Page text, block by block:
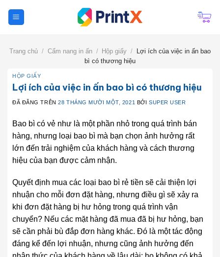
Trang chủ / Cẩm nang in ấn / Hộp giấy /
Lợi ích của việc in ấn bao
bì có thương hiệu
HỘP GIẤY
Lợi ích của việc in ấn bao bì có thương hiệu
ĐÃ ĐĂNG TRÊN28 THÁNG MƯỜI MỘT, 2021 BỞI SUPER USER
Bao bì có vẻ như là một phần nhỏ trong quá trình bán
hàng, nhưng loại bao bì mà bạn chọn ảnh hưởng rất
lớn đến trải nghiệm của khách hàng và cách thương
hiệu của bạn được cảm nhận.
Quyết định mua các loại bao bì rẻ tiền sẽ cải thiện lợi
nhuận cho mỗi đơn đặt hàng, nhưng điều gì sẽ xảy ra
khi đơn đặt hàng bị hư hỏng trong quá trình vận
chuyển? Nếu các mặt hàng đã mua đã bị hư hỏng, bạn
sẽ cần phải bù đắp đơn hàng khác. Đó là một tác động
đáng kể đến lợi nhuận, nhưng cũng ảnh hưởng đến